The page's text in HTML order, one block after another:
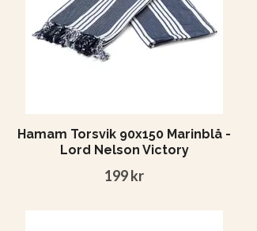
Hamam Torsvik 90x150 Marinblå -
Lord Nelson Victory
199 kr